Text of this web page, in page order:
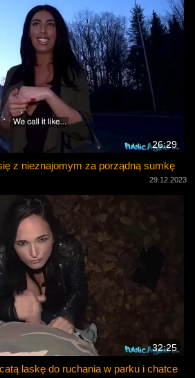
26:29
z nieznajomym za porządną sumkę
29.12.2023
32:25
laskę do ruchania w parku i chatce